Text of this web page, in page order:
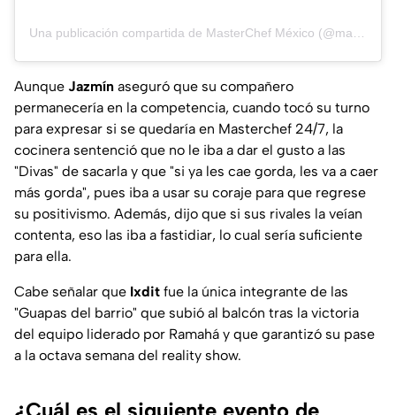
Aunque Jazmín aseguró que su compañero
permanecería en la competencia, cuando tocó su turno
para expresar si se quedaría en Masterchef 24/7, la
cocinera sentenció que no le iba a dar el gusto a las
"Divas" de sacarla y que "si ya les cae gorda, les va a caer
más gorda", pues iba a usar su coraje para que regrese
su positivismo. Además, dijo que si sus rivales la veían
contenta, eso las iba a fastidiar, lo cual sería suficiente
para ella.
Cabe señalar que Ixdit fue la única integrante de las
"Guapas del barrio" que subió al balcón tras la victoria
del equipo liderado por Ramahá y que garantizó su pase
a la octava semana del reality show.